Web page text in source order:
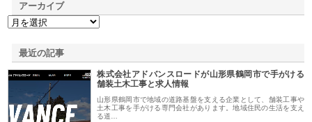
アーカイブ
最近の記事
株式会社アドバンスロードが山形県鶴岡市で手がける
舗装土木工事と求人情報
山形県鶴岡市で地域の道路基盤を支える企業として、舗装工事や
土木工事を手がける専門会社があります。地域住民の生活を支え
る道…